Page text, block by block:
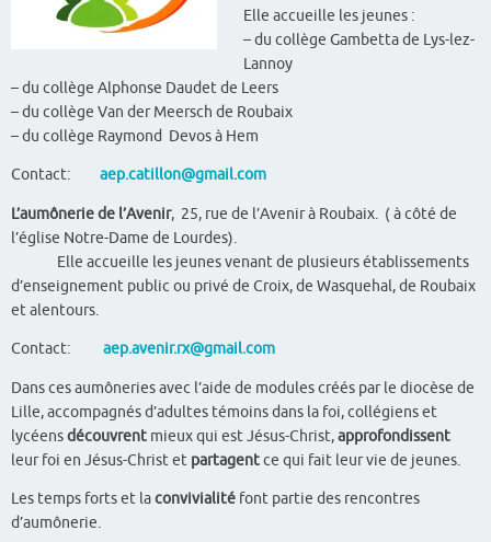
Elle accueille les jeunes :
– du collège Gambetta de Lys-lez-
Lannoy
– du collège Alphonse Daudet de Leers
– du collège Van der Meersch de Roubaix
– du collège Raymond Devos à Hem
Contact: aep.catillon@gmail.com
L’aumônerie de l’Avenir, 25, rue de l’Avenir à Roubaix. ( à côté de
l’église Notre-Dame de Lourdes).
Elle accueille les jeunes venant de plusieurs établissements
d’enseignement public ou privé de Croix, de Wasquehal, de Roubaix
et alentours.
Contact: aep.avenir.rx@gmail.com
Dans ces aumôneries avec l’aide de modules créés par le diocèse de
Lille, accompagnés d’adultes témoins dans la foi, collégiens et
lycéensdécouvrent mieux qui est Jésus-Christ,approfondissent
leur foi en Jésus-Christ et partagentce qui fait leur vie de jeunes.
Les temps forts et laconvivialité font partie des rencontres
d’aumônerie.